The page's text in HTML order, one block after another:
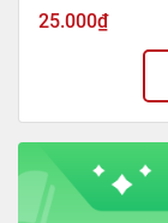
25.000₫